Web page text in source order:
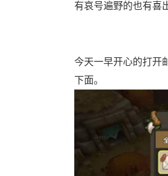
有哀号遍野的也有喜
今天一早开心的打开
下面。